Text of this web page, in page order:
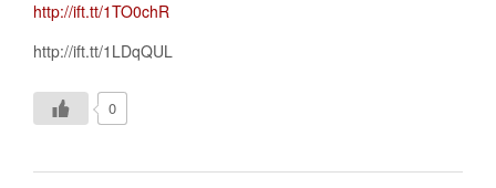
http://ift.tt/1TO0chR
http://ift.tt/1LDqQUL
0